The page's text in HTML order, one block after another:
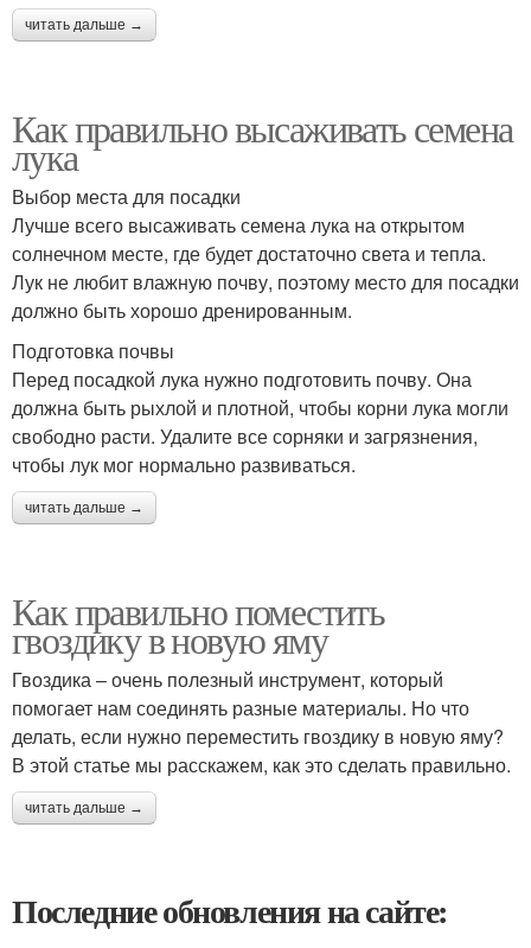
читать дальше →
Как правильно высаживать семена
лука
Выбор места для посадки
Лучше всего высаживать семена лука на открытом
солнечном месте, где будет достаточно света и тепла.
Лук не любит влажную почву, поэтому место для посадки
должно быть хорошо дренированным.
Подготовка почвы
Перед посадкой лука нужно подготовить почву. Она
должна быть рыхлой и плотной, чтобы корни лука могли
свободно расти. Удалите все сорняки и загрязнения,
чтобы лук мог нормально развиваться.
читать дальше →
Как правильно поместить
гвоздику в новую яму
Гвоздика – очень полезный инструмент, который
помогает нам соединять разные материалы. Но что
делать, если нужно переместить гвоздику в новую яму?
В этой статье мы расскажем, как это сделать правильно.
читать дальше →
Последние обновления на сайте: